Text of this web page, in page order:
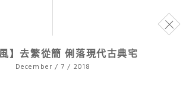
風】去繁從簡 俐落現代古典宅
December / 7 / 2018